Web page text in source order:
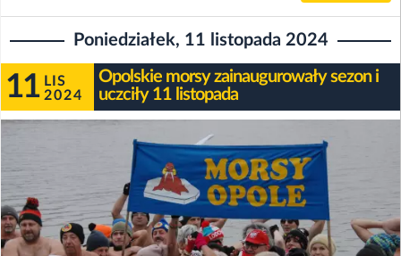
Poniedziałek, 11 listopada 2024
11 LIS
2024
Opolskie morsy zainaugurowały sezon i
uczciły 11 listopada